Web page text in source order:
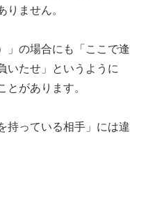
ません。
」の場合にも「ここで逢
いたせ」というように
とがあります。
持っている相手」には違